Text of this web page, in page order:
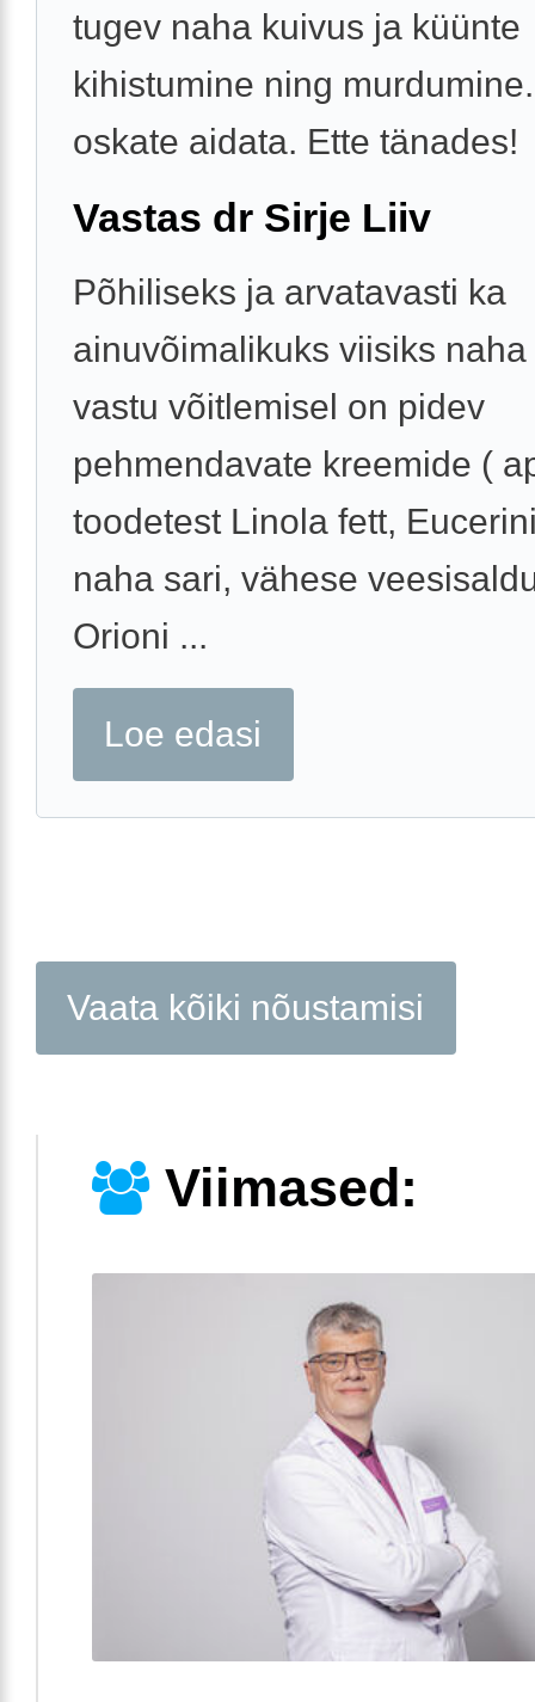
tugev naha kuivus ja küünte
kihistumine ning
oskate aidata. Ette tänades!
Vastas dr Sirje Liiv
Põhiliseks ja arvatavasti ka
ainuvõimalikuks viisiks
vastu võitlemisel on pidev
pehmendavate kreemide (
toodetest Linola fett,
naha sari, vähese
Orioni ...
Loe edasi
Vaata kõiki nõustamisi
Viimased: